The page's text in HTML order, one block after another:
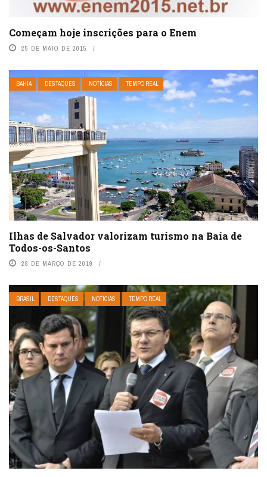
Começam hoje inscrições para o Enem
25 DE MAIO DE 2015
BAHIA DESTAQUES NOTÍCIAS TEMPO REAL
Ilhas de Salvador valorizam turismo na Baía de
Todos-os-Santos
28 DE MARÇO DE 2019
BRASIL DESTAQUES NOTÍCIAS TEMPO REAL